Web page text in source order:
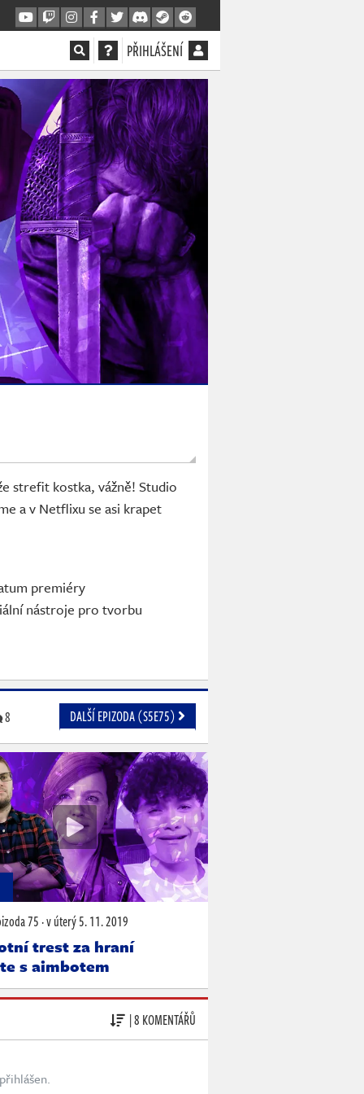
PŘIHLÁŠENÍ
strefit kostka, vážně! Studio
a v Netflixu se asi krapet
premiéry
nástroje pro tvorbu
8 DALŠÍ EPIZODA (S5E75)
75·v úterý5. 11. 2019
trest za hraní
s aimbotem
| 8 KOMENTÁŘŮ